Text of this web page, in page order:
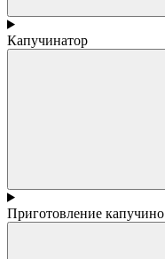
Капучинатор
Приготовление капучино